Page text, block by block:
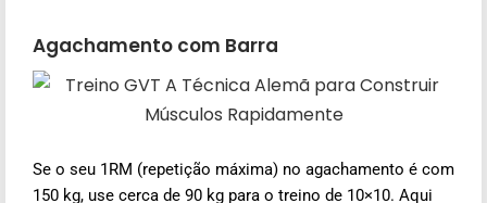
Agachamento com Barra
Se o seu 1RM (repetição máxima) no agachamento é com
150 kg, use cerca de 90 kg para o treino de 10×10. Aqui